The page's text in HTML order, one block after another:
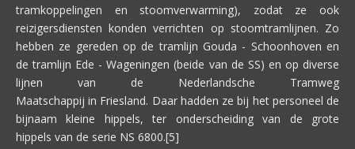
tramkoppelingen en stoomverwarming), zodat ze ook
reizigersdiensten konden verrichten op stoomtramlijnen. Zo
hebben ze gereden op de tramlijn Gouda - Schoonhoven en
de tramlijn Ede - Wageningen (beide van de SS) en op diverse
lijnen van de Nederlandsche Tramweg
Maatschappij in Friesland. Daar hadden ze bij het personeel de
bijnaam kleine hippels, ter onderscheiding van de grote
hippels van de serie NS 6800.[5]